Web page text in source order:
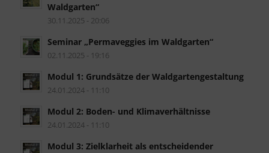
Waldgarten“
30.11.2025 - 20:06
Seminar „Permaveggies im Waldgarten“
02.11.2025 - 19:16
Modul 1: Grundsätze der Waldgartengestaltung
24.01.2024 - 11:10
Modul 2: Boden- und Klimaverhältnisse
24.01.2024 - 11:10
Modul 3: Zielklarheit als entscheidender